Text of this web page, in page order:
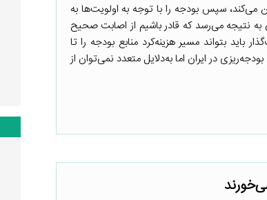
می‌کند، سپس بودجه را با توجه به اولویت‌ها به
می‌رسد که قادر باشیم از اصابت صحیح
بتواند مسیر هزینه‌کرد منابع بودجه را تا
در ایران اما به‌دلایل متعدد نمی‌توان از